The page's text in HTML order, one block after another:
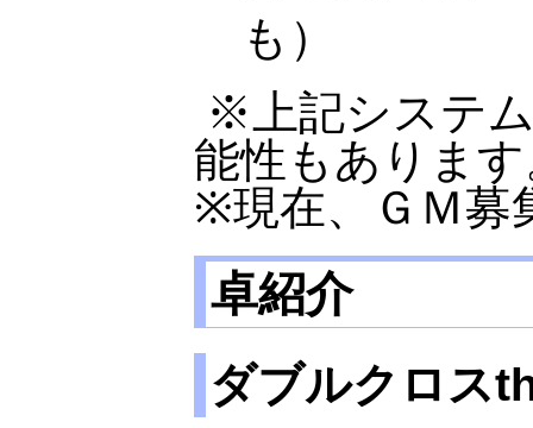
も）
※上記システ
能性もありま
※現在、ＧＭ募
卓紹介
ダブルクロス